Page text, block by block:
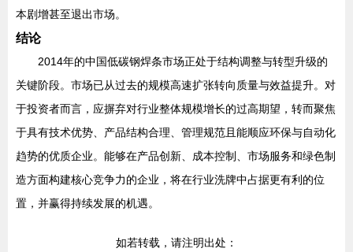
本剧增甚至退出市场。
结论
2014年的中国低碳钢焊条市场正处于结构调整与转型升级的
关键阶段。市场已从过去的规模高速扩张转向质量与效益提升。对
于投资者而言，应摒弃对行业整体规模增长的过高期望，转而聚焦
于具有技术优势、产品结构合理、管理规范且能顺应环保与自动化
趋势的优质企业。能够在产品创新、成本控制、市场服务和绿色制
造方面构建核心竞争力的企业，将在行业洗牌中占据更有利的位
置，并赢得持续发展的机遇。
如若转载，请注明出处：